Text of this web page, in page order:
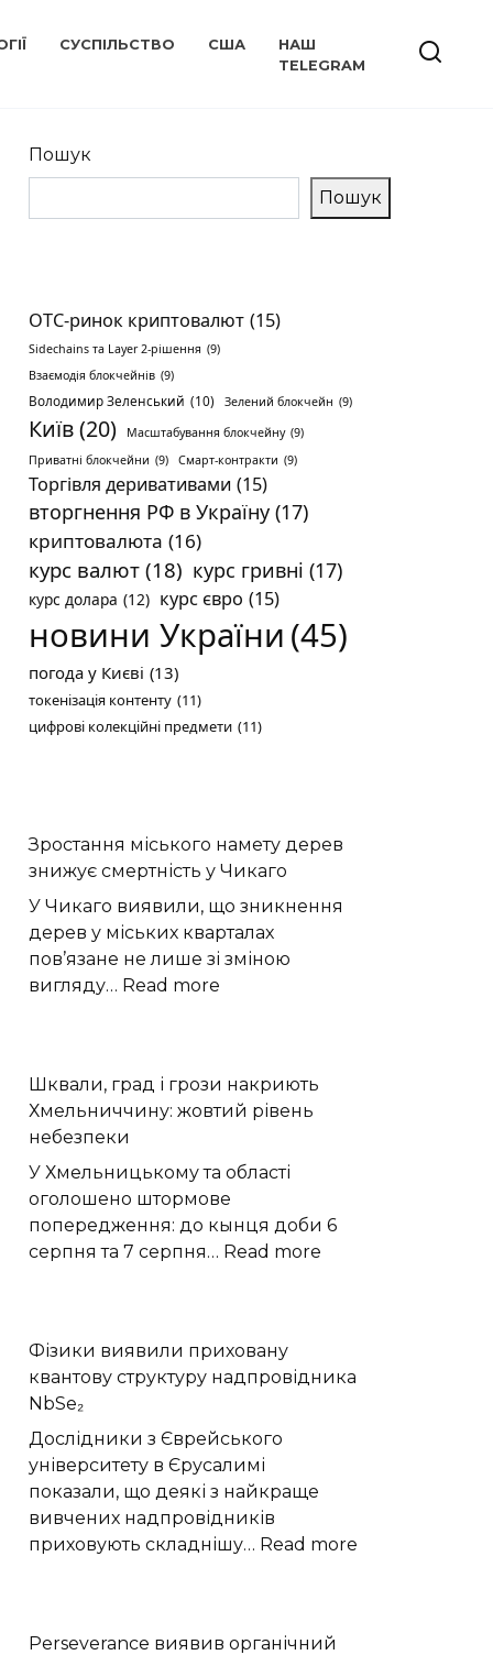
СУСПІЛЬСТВО США
НАШ
TELEGRAM
Пошук
Пошук
OTC-ринок криптовалют (15)
Sidechains та Layer 2-рішення (9)
Взаємодія блокчейнів (9)
Володимир Зеленський (10) Зелений блокчейн (9)
Київ(20) Масштабування блокчейну (9)
Приватні блокчейни (9) Смарт-контракти (9)
Торгівля деривативами (15)
вторгнення РФ в Україну (17)
криптовалюта (16)
курс валют (18) курс гривні (17)
курс долара (12) курс євро (15)
новини України (45)
погода у Києві (13)
токенізація контенту (11)
цифрові колекційні предмети (11)
Зростання міського намету дерев
знижує смертність у Чикаго
У Чикаго виявили, що зникнення
дерев у міських кварталах
пов’язане не лише зі зміною
вигляду… Read more
дерев
знижує
у
Чикаго
Шквали, град і грози накриють
Хмельниччину: жовтий рівень
небезпеки
У Хмельницькому та області
оголошено штормове
попередження: до кынця доби 6
серпня та 7 серпня… Read more
накриють
Фізики виявили приховану
квантову структуру надпровідника
NbSe₂
Дослідники з Єврейського
університету в Єрусалимі
показали, що деякі з найкраще
вивчених надпровідників
приховують складнішу… Read more
Perseverance виявив органічний